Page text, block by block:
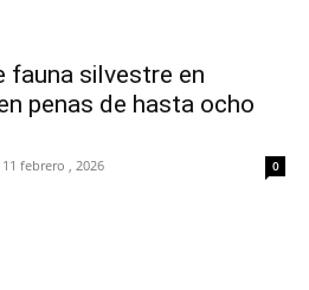
fauna silvestre en
penas de hasta ocho
11 febrero , 2026 0